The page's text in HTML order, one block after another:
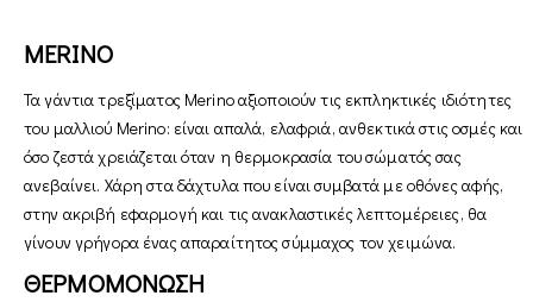
MERINO
Τα γάντια τρεξίματος Merino αξιοποιούν τις εκπληκτικές ιδιότητες
του μαλλιού Merino: είναι απαλά, ελαφριά, ανθεκτικά στις οσμές και
όσο ζεστά χρειάζεται όταν η θερμοκρασία του σώματός σας
ανεβαίνει. Χάρη στα δάχτυλα που είναι συμβατά με οθόνες αφής,
στην ακριβή εφαρμογή και τις ανακλαστικές λεπτομέρειες, θα
γίνουν γρήγορα ένας απαραίτητος σύμμαχος τον χειμώνα.
ΘΕΡΜΟΜΟΝΩΣΗ